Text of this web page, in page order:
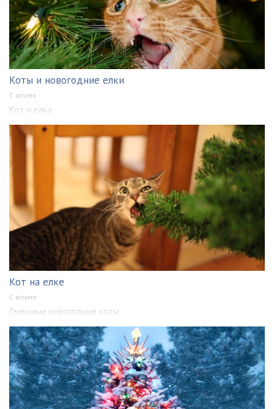
Коты и новогодние елки
С котами
Кот и елка
Кот на елке
С котами
Смешные новогодние коты